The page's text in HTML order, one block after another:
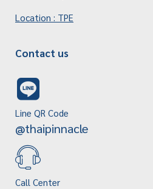
Location : TPE
Contact us
Line QR Code
@thaipinnacle
Call Center